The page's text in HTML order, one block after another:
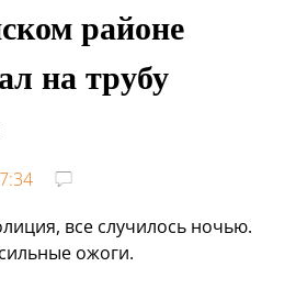
районе
на трубу
все случилось ночью.
ожоги.